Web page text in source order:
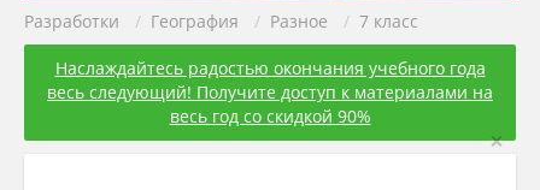
Разработки / География / Разное / 7 класс
Наслаждайтесь радостью окончания учебного года
весь следующий! Получите доступ к материалами на
весь год со скидкой 90%
×